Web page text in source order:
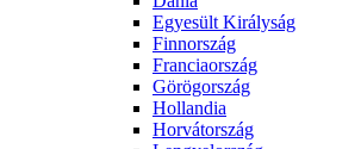
Egyesült Királyság
Finnország
Franciaország
Görögország
Hollandia
Horvátország